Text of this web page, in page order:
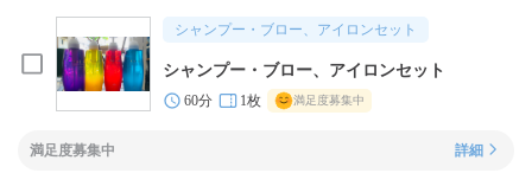
シャンプー・ブロー、アイロンセット
シャンプー・ブロー、アイロンセット
60分 1枚 満足度募集中
満足度募集中 詳細